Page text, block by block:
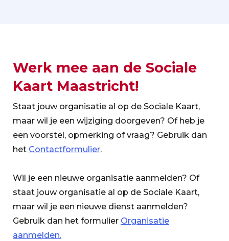
Werk mee aan de Sociale
Kaart Maastricht!
Staat jouw organisatie al op de Sociale Kaart,
maar wil je een wijziging doorgeven? Of heb je
een voorstel, opmerking of vraag? Gebruik dan
het Contactformulier.
Wil je een nieuwe organisatie aanmelden? Of
staat jouw organisatie al op de Sociale Kaart,
maar wil je een nieuwe dienst aanmelden?
Gebruik dan het formulier Organisatie
aanmelden.